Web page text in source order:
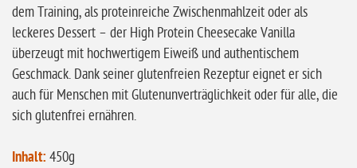
dem Training, als proteinreiche Zwischenmahlzeit oder als
leckeres Dessert – der High Protein Cheesecake Vanilla
überzeugt mit hochwertigem Eiweiß und authentischem
Geschmack. Dank seiner glutenfreien Rezeptur eignet er sich
auch für Menschen mit Glutenunverträglichkeit oder für alle, die
sich glutenfrei ernähren.
Inhalt: 450g